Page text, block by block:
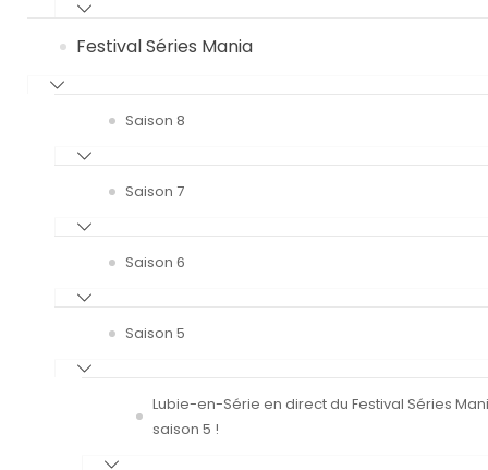
Festival Séries Mania
Saison 8
Saison 7
Saison 6
Saison 5
Lubie-en-Série en direct du Festival Séries
saison 5 !